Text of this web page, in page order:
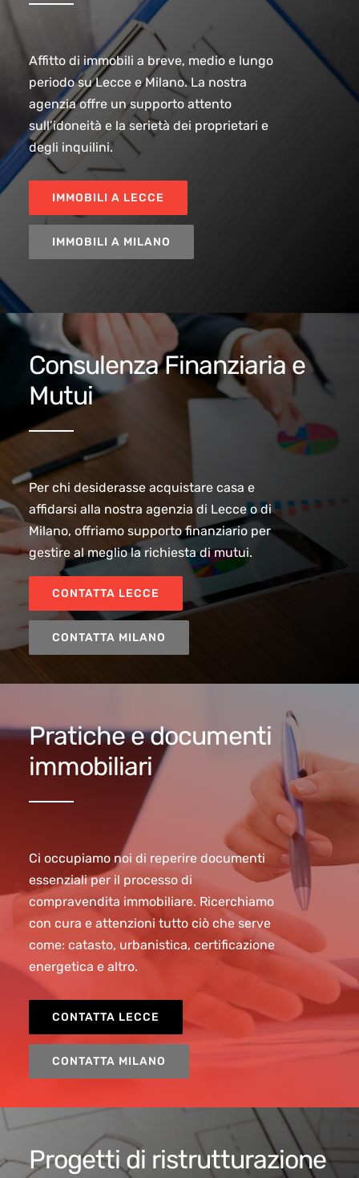
Affitto di immobili a breve, medio e lungo
periodo su Lecce e Milano. La nostra
agenzia offre un supporto attento
sull’idoneità e la serietà dei proprietari e
degli inquilini.
IMMOBILI A LECCE
IMMOBILI A MILANO
Consulenza Finanziaria e
Mutui
Per chi desiderasse acquistare casa e
affidarsi alla nostra agenzia di Lecce o di
Milano, offriamo supporto finanziario per
gestire al meglio la richiesta di mutui.
CONTATTA LECCE
CONTATTA MILANO
Pratiche e documenti
immobiliari
Ci occupiamo noi di reperire documenti
essenziali per il processo di
compravendita immobiliare. Ricerchiamo
con cura e attenzioni tutto ciò che serve
come: catasto, urbanistica, certificazione
energetica e altro.
CONTATTA LECCE
CONTATTA MILANO
Progetti di ristrutturazione